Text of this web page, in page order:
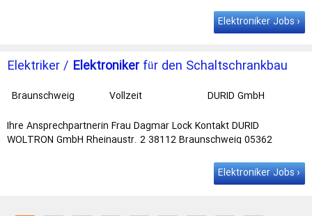
Elektroniker Jobs
Elektriker / Elektroniker für den Schaltschrankbau
Braunschweig Vollzeit
DURID GmbH
Ihre Ansprechpartnerin Frau Dagmar Lock Kontakt DURID
WOLTRON GmbH Rheinaustr. 2 38112 Braunschweig 05362
Elektroniker Jobs